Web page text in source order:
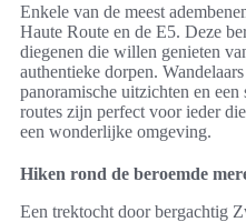
Enkele van de meest
Haute Route en de E5. Deze
diegenen die willen genieten
authentieke dorpen.
panoramische uitzichten en
routes zijn perfect voor ieder
een wonderlijke omgeving.
Hiken rond de beroemde
Een trektocht door bergachtig